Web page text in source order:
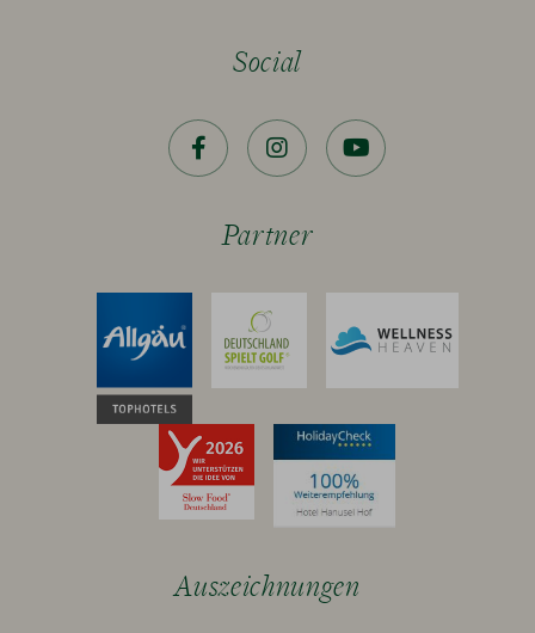
Social
Facebook Instagram
Partner
Auszeichnungen